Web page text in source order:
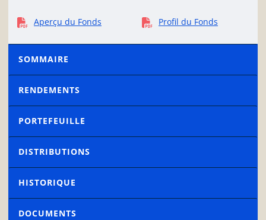
Aperçu du Fonds Profil du Fonds
SOMMAIRE
RENDEMENTS
PORTEFEUILLE
DISTRIBUTIONS
HISTORIQUE
DOCUMENTS